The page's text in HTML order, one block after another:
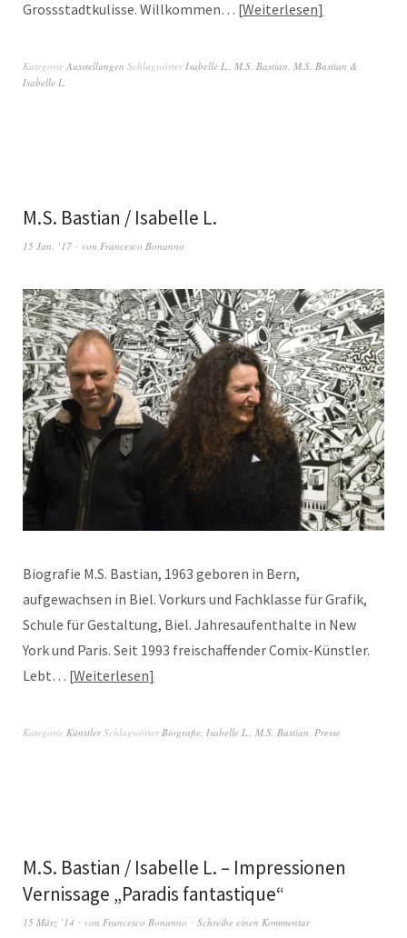
Grossstadtkulisse. Willkommen… Weiterlesen
Kategorie Ausstellungen SchlagwörterIsabelle L., M.S. Bastian, M.S. Bastian &
Isabelle L.
M.S. Bastian / Isabelle L.
15 Jan. ’17 von Francesco Bonanno
Biografie M.S. Bastian, 1963 geboren in Bern,
aufgewachsen in Biel. Vorkurs und Fachklasse für Grafik,
Schule für Gestaltung, Biel. Jahresaufenthalte in New
York und Paris. Seit 1993 freischaffender Comix-Künstler.
Lebt… Weiterlesen
Kategorie Künstler Schlagwörter Biografie Isabelle L. M.S. Bastian Presse
M.S. Bastian / Isabelle L. – Impressionen
Vernissage „Paradis fantastique“
15 März ’14 von Francesco Bonanno Schreibe einen Kommentar